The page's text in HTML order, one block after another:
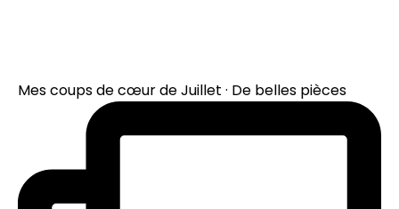
Mes coups de cœur de Juillet · De belles pièces